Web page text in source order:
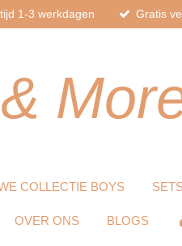
1-3 werkdagen Gratis
&
COLLECTIE BOYS
OVER ONS BLOGS